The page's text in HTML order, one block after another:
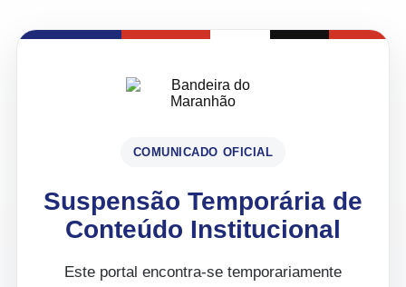
COMUNICADO OFICIAL
Suspensão Temporária de
Conteúdo Institucional
Este portal encontra-se temporariamente